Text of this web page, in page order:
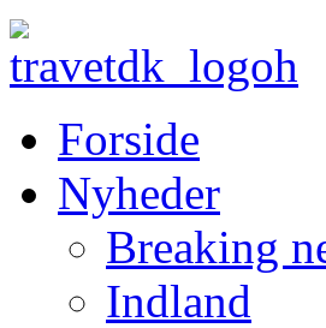
Forside
Nyheder
Breaking
Indland